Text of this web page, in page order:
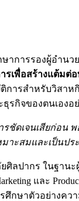
าการรองผู้อำน
เพื่อสร้างแต้มต่
ารสำหรับวิส
ของตนเองอย่
ดเจนเสียก่อน พ
าะสมและเป็นป
ลปากร ในฐาน
และ
ศึกษาตัวอย่าง